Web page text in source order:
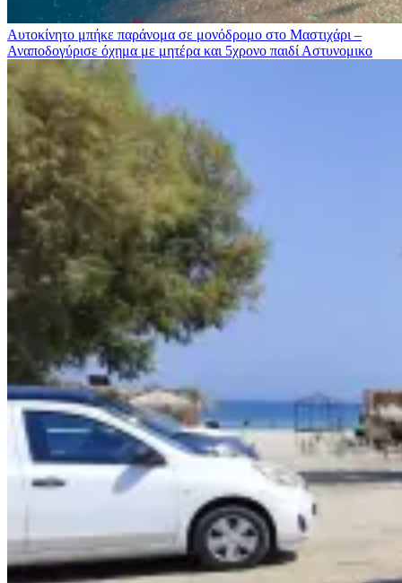
Αυτοκίνητο μπήκε παράνομα σε μονόδρομο στο Μαστιχάρι –
Αναποδογύρισε όχημα με μητέρα και 5χρονο παιδί Αστυνομικο